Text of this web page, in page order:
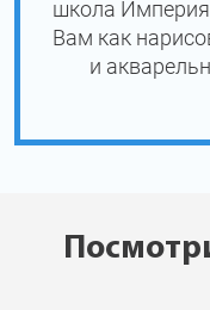
школа Империя
Вам как
и